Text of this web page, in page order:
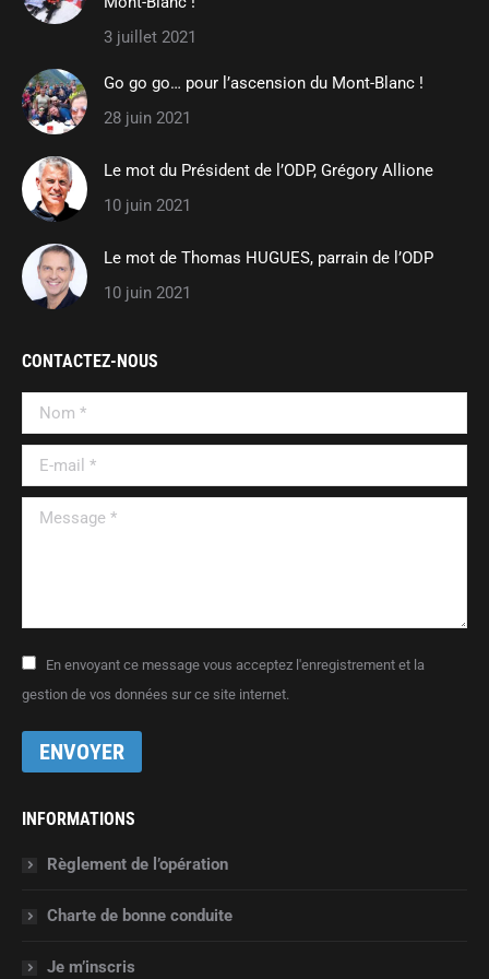
windowwindow
window
3 juillet 2021
Go go go… pour l’ascension du Mont-Blanc !
28 juin 2021
Le mot du Président de l’ODP, Grégory Allione
10 juin 2021
Le mot de Thomas HUGUES, parrain de l’ODP
10 juin 2021
CONTACTEZ-NOUS
Nom *
E-mail *
Message *
En envoyant ce message vous acceptez l'enregistrement et la
gestion de vos données sur ce site internet.
ENVOYER
INFORMATIONS
Règlement de l’opération
Charte de bonne conduite
Je m’inscris